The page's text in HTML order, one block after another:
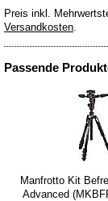
Preis inkl.
Versandkosten
Passende
Manfrotto Kit
Advanced